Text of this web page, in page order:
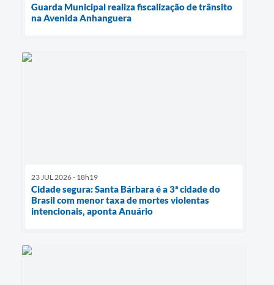
Guarda Municipal realiza fiscalização de trânsito
na Avenida Anhanguera
23 JUL 2026 - 18h19
Cidade segura: Santa Bárbara é a 3ª cidade do
Brasil com menor taxa de mortes violentas
intencionais, aponta Anuário